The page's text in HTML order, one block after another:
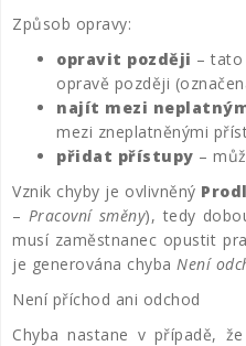
Způsob opravy:
opravit později – tato
opravě později
najít mezi
mezi zneplatněnými
přidat přístupy –
Vznik chyby je ovlivněný
– Pracovní směny), tedy
musí zaměstnanec opustit
je generována chyba Není
Není příchod ani odchod
Chyba nastane v případě,